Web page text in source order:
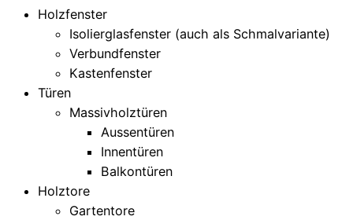
Holzfenster
Isolierglasfenster (auch als Schmalvariante)
Verbundfenster
Kastenfenster
Türen
Massivholztüren
Aussentüren
Innentüren
Balkontüren
Holztore
Gartentore